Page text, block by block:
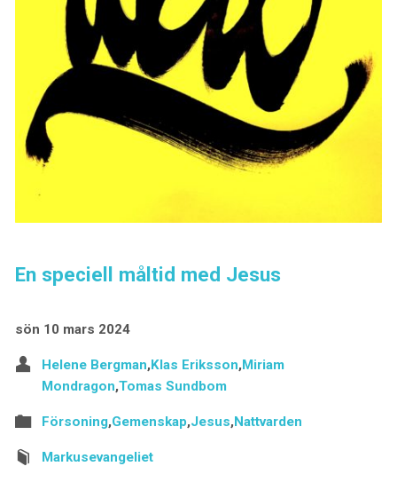
En speciell måltid med Jesus
sön 10 mars 2024
Helene Bergman,Klas Eriksson,Miriam
Mondragon,Tomas Sundbom
Försoning,Gemenskap,Jesus,Nattvarden
Markusevangeliet